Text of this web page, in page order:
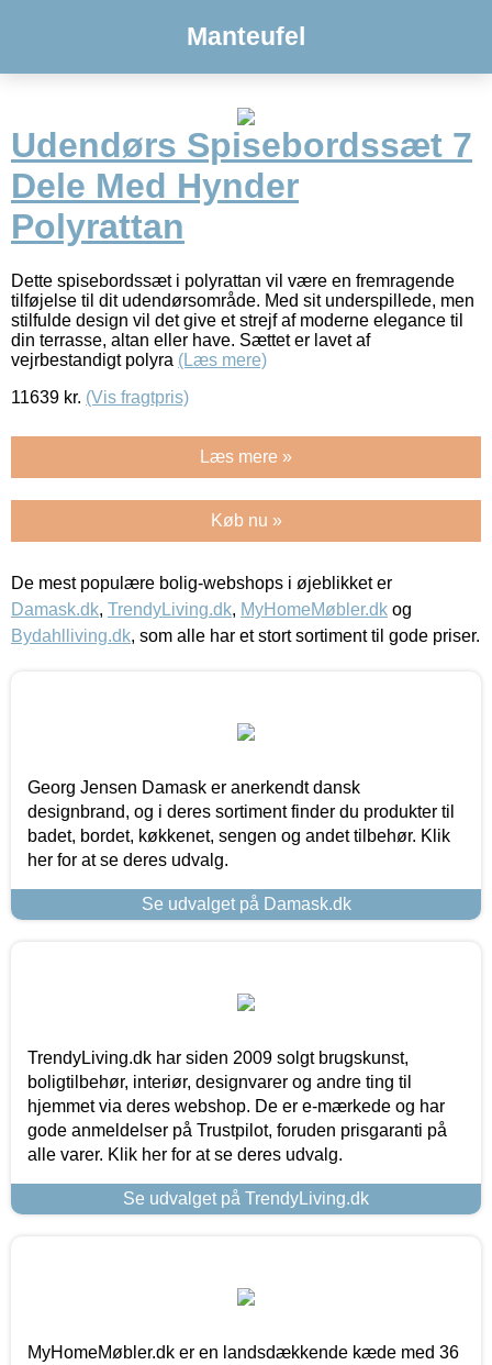
Manteufel
Udendørs Spisebordssæt 7
Dele Med Hynder
Polyrattan
Dette spisebordssæt i polyrattan vil være en fremragende
tilføjelse til dit udendørsområde. Med sit underspillede, men
stilfulde design vil det give et strejf af moderne elegance til
din terrasse, altan eller have. Sættet er lavet af
vejrbestandigt polyra (Læs mere)
11639 kr. (Vis fragtpris)
Læs mere »
Køb nu »
De mest populære bolig-webshops i øjeblikket er
Damask.dk, TrendyLiving.dk, MyHomeMøbler.dk og
Bydahlliving.dk, som alle har et stort sortiment til gode priser.
Georg Jensen Damask er anerkendt dansk
designbrand, og i deres sortiment finder du produkter til
badet, bordet, køkkenet, sengen og andet tilbehør. Klik
her for at se deres udvalg.
Se udvalget på Damask.dk
TrendyLiving.dk har siden 2009 solgt brugskunst,
boligtilbehør, interiør, designvarer og andre ting til
hjemmet via deres webshop. De er e-mærkede og har
gode anmeldelser på Trustpilot, foruden prisgaranti på
alle varer. Klik her for at se deres udvalg.
Se udvalget på TrendyLiving.dk
MyHomeMøbler.dk er en landsdækkende kæde med 36